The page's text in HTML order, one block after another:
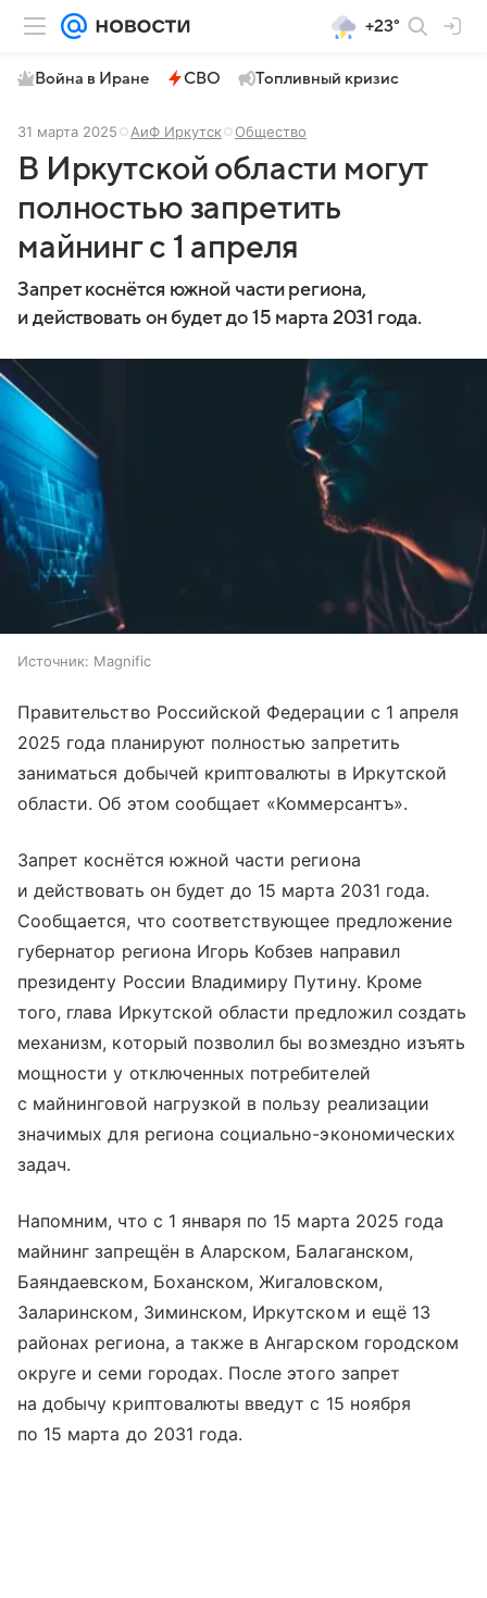
+23°
Война в Иране СВО Топливный кризис
31 марта 2025 АиФ Иркутск Общество
В Иркутской области могут
полностью запретить
майнинг с 1 апреля
Запрет коснётся южной части региона,
и действовать он будет до 15 марта 2031 года.
Источник: Magnific
Правительство Российской Федерации с 1 апреля
2025 года планируют полностью запретить
заниматься добычей криптовалюты в Иркутской
области. Об этом сообщает «Коммерсантъ».
Запрет коснётся южной части региона
и действовать он будет до 15 марта 2031 года.
Сообщается, что соответствующее предложение
губернатор региона Игорь Кобзев направил
президенту России Владимиру Путину. Кроме
того, глава Иркутской области предложил создать
механизм, который позволил бы возмездно изъять
мощности у отключенных потребителей
с майнинговой нагрузкой в пользу реализации
значимых для региона социально-экономических
задач.
Напомним, что с 1 января по 15 марта 2025 года
майнинг запрещён в Аларском, Балаганском,
Баяндаевском, Боханском, Жигаловском,
Заларинском, Зиминском, Иркутском и ещё 13
районах региона, а также в Ангарском городском
округе и семи городах. После этого запрет
на добычу криптовалюты введут с 15 ноября
по 15 марта до 2031 года.